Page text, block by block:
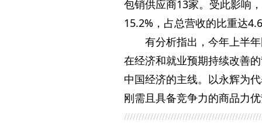
包销供应商13家。受此影响
15.2%，占总营收的比重达
有分析指出，今年上半
在经济和就业预期持续改善
中国经济的主线。以永辉为
刚需且具备竞争力的商品力